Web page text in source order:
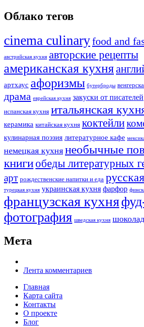
Облако тегов
cinema culinaryfood аnd
австрийская кухня авторские рецепты
американская кухня
артхаус афоризмы бутерброды
драма еврейская кухня закуски от писателей
испанская кухня итальянская
керамика китайская кухня коктейли
кулинарная поэзия литературное кафе
немецкая кухня необычные
книгиобеды литературных
арт рождественские напитки и еда
турецкая кухня украинская кухня фарфор
французская кухня
фотография шведская кухня шоколад
Мета
Лента комментариев
Главная
Карта сайта
Контакты
О проекте
Блог